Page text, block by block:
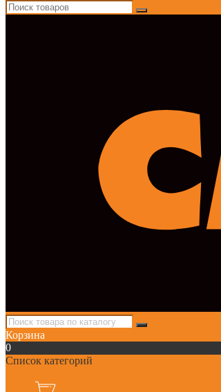
Корзина
0
Список категорий